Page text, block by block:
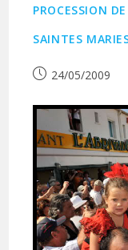
PROCESSION
SAINTES
Publication
24/05/2009